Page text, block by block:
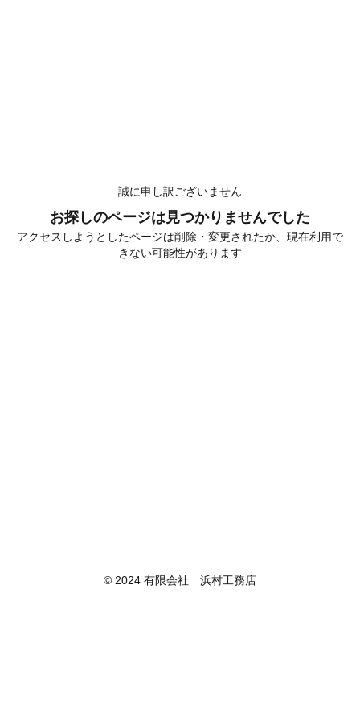
誠に申し訳ございません
お探しのページは見つかりませんでした
アクセスしようとしたページは削除・変更されたか、現在利用で
きない可能性があります
© 2024 有限会社 浜村工務店